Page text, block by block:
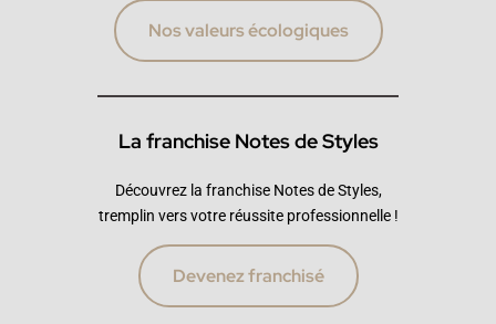
Nos valeurs écologiques
La franchise Notes de Styles
Découvrez la franchise Notes de Styles,
tremplin vers votre réussite professionnelle !
Devenez franchisé